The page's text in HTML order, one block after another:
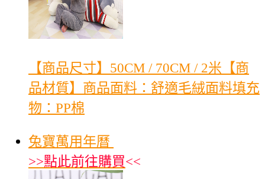
【商品尺寸】50CM / 70CM / 2米【商
品材質】商品面料：舒適毛絨面料填充
物：PP棉
兔寶萬用年曆
>>點此前往購買<<